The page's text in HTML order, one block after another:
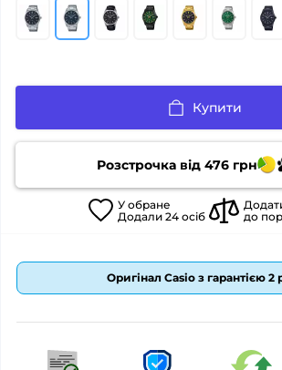
Купити
Розстрочка від 476 грн
У обране
Додали 24осіб
до
Оригінал Casio з гарантією 2